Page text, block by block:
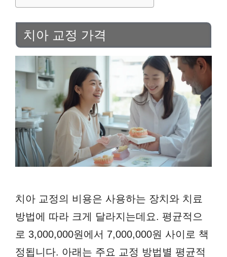
치아 교정 가격
치아 교정의 비용은 사용하는 장치와 치료
방법에 따라 크게 달라지는데요. 평균적으
로 3,000,000원에서 7,000,000원 사이로 책
정됩니다. 아래는 주요 교정 방법별 평균적